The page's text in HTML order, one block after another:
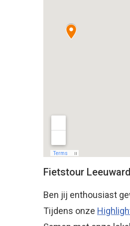
Fietstour
Ben jij enthousiast
Tijdens onze